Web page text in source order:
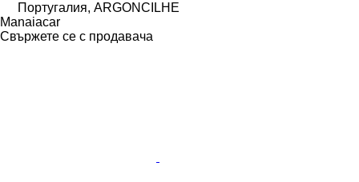
Португалия, ARGONCILHE
Manaiacar
Свържете се с продавача